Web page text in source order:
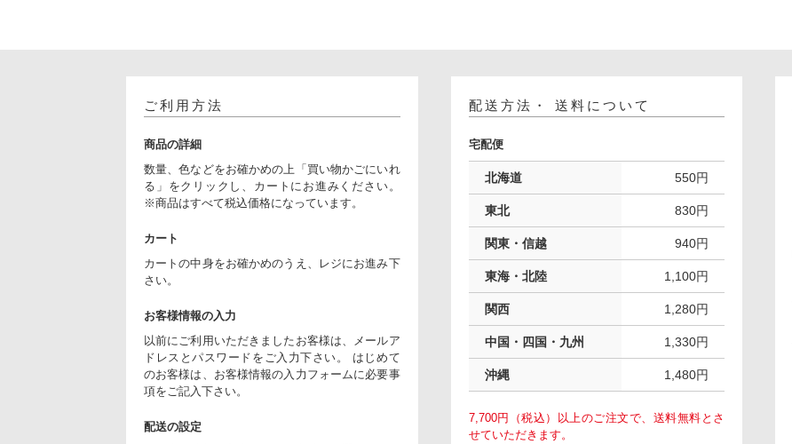
ご利用方法
商品の詳細
数量、色などをお確かめの上「買い物かごにいれ
る」をクリックし、カートにお進みください。
※商品はすべて税込価格になっています。
カート
カートの中身をお確かめのうえ、レジにお進み下
さい。
お客様情報の入力
以前にご利用いただきましたお客様は、メールア
ドレスとパスワードをご入力下さい。 はじめて
のお客様は、お客様情報の入力フォームに必要事
項をご記入下さい。
配送の設定
配送方法・ 送料について
宅配便
北海道 550円
東北 830円
関東・信越 940円
東海・北陸 1,100円
関西 1,280円
中国・四国・九州 1,330円
沖縄 1,480円
7,700円（税込）以上のご注文で、送料無料とさ
せていただきます。